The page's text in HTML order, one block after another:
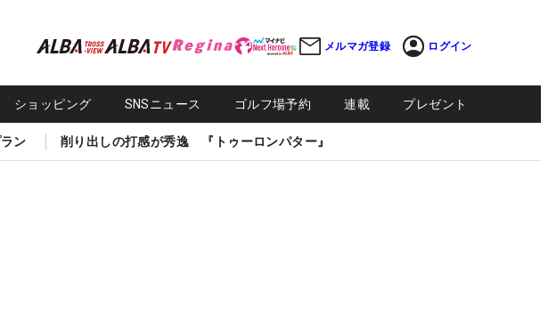
メルマガ登録 ログイン
ショッピング SNSニュース ゴルフ場予約 連載 プレゼント
ン 削り出しの打感が秀逸 『トゥーロンパター』